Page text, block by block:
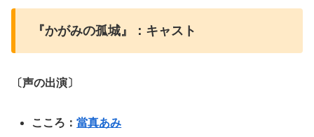
『かがみの孤城』：キャスト
〔声の出演〕
こころ：當真あみ